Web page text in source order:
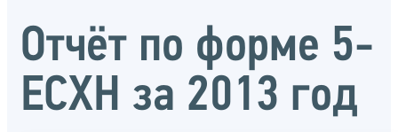
Отчёт по форме 5-
ЕСХН за 2013 год